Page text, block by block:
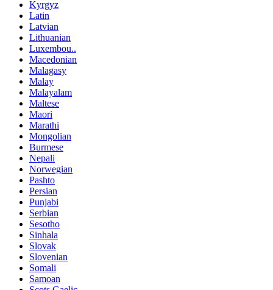
Kyrgyz
Latin
Latvian
Lithuanian
Luxembou..
Macedonian
Malagasy
Malay
Malayalam
Maltese
Maori
Marathi
Mongolian
Burmese
Nepali
Norwegian
Pashto
Persian
Punjabi
Serbian
Sesotho
Sinhala
Slovak
Slovenian
Somali
Samoan